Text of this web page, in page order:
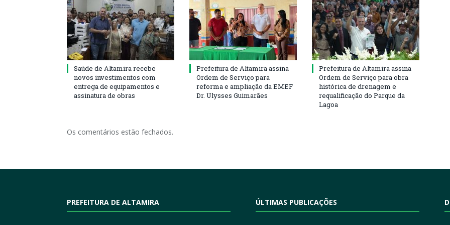
Saúde de Altamira recebe
novos investimentos com
entrega de equipamentos e
assinatura de obras
Prefeitura de Altamira assina
Ordem de Serviço para
reforma e ampliação da EMEF
Dr. Ulysses Guimarães
Prefeitura de Altamira assina
Ordem de Serviço para obra
histórica de drenagem e
requalificação do Parque da
Lagoa
Os comentários estão fechados.
PREFEITURA DE ALTAMIRA ÚLTIMAS PUBLICAÇÕES